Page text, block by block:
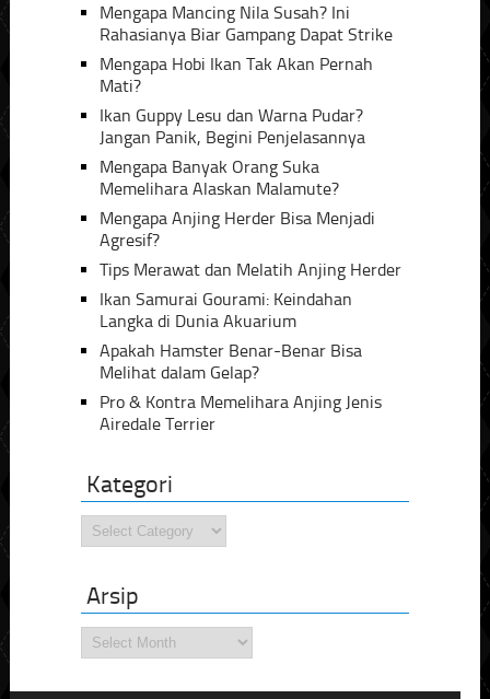
Mengapa Mancing Nila Susah? Ini
Rahasianya Biar Gampang Dapat Strike
Mengapa Hobi Ikan Tak Akan Pernah
Mati?
Ikan Guppy Lesu dan Warna Pudar?
Jangan Panik, Begini Penjelasannya
Mengapa Banyak Orang Suka
Memelihara Alaskan Malamute?
Mengapa Anjing Herder Bisa Menjadi
Agresif?
Tips Merawat dan Melatih Anjing Herder
Ikan Samurai Gourami: Keindahan
Langka di Dunia Akuarium
Apakah Hamster Benar-Benar Bisa
Melihat dalam Gelap?
Pro & Kontra Memelihara Anjing Jenis
Airedale Terrier
Kategori
Kategori
Arsip
Arsip